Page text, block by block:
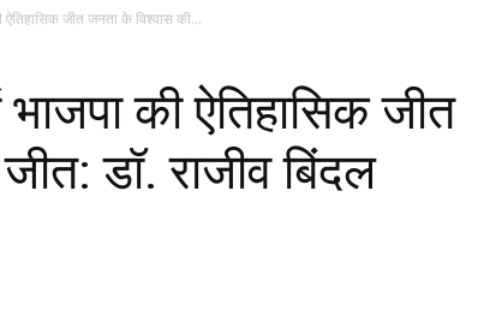
ऐतिहासिक जीत जनता के विश्वास की...
की ऐतिहासिक जीत
डॉ. राजीव बिंदल